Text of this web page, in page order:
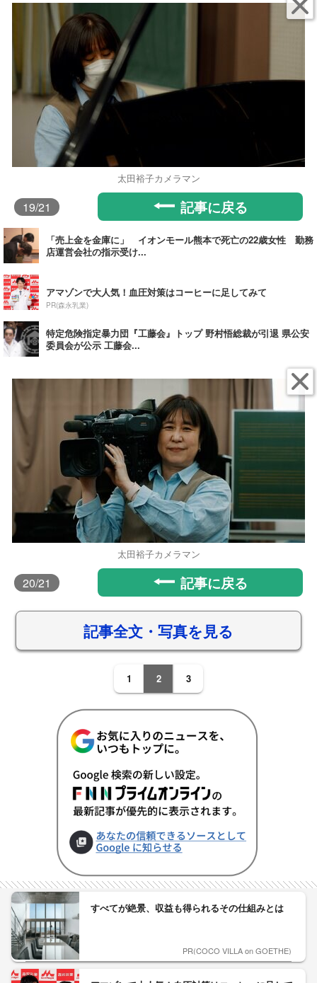
太田裕子カメラマン
19/21 記事に戻る
「売上金を金庫に」 イオンモール熊本で死亡の22歳女性 勤務
店運営会社の指示受け...
アマゾンで大人気！血圧対策はコーヒーに足してみて
PR(森永乳業)
特定危険指定暴力団『工藤会』トップ 野村悟総裁が引退 県公安
委員会が公示 工藤会...
太田裕子カメラマン
20/21 記事に戻る
記事全文・写真を見る
1 2 3
すべてが絶景、収益も得られるその仕組みとは
PR(COCO VILLA on GOETHE)